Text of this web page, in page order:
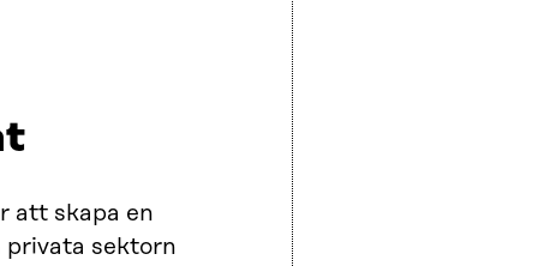
att skapa en
sektorn